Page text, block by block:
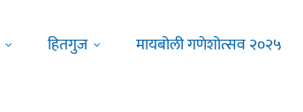
हितगुज मायबोली गणेशोत्सव २०२५